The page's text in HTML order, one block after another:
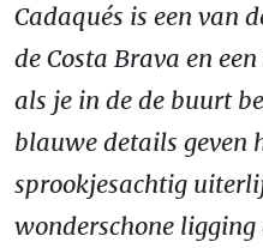
Cadaqués is een van
de Costa Brava en
als je in de de buurt
blauwe details geven
sprookjesachtig
wonderschone